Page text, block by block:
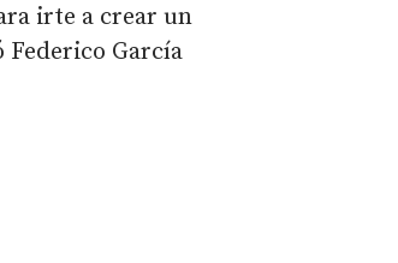
irte a crear un
Federico García